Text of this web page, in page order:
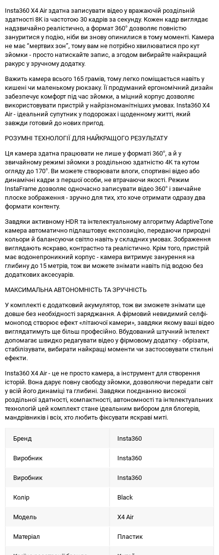
Insta360 X4 Air здатна записувати відео у вражаючій роздільній
здатності 8K із частотою 30 кадрів за секунду. Кожен кадр виглядає
надзвичайно реалістично, а формат 360° дозволяє повністю
зануритися у подію, ніби ви знову опинилися в тому моменті. Камера
не має “мертвих зон”, тому вам не потрібно хвилюватися про кут
зйомки - просто натискайте запис, а згодом вибирайте найкращий
ракурс у зручному додатку.
Важить камера всього 165 грамів, тому легко поміщається навіть у
кишені чи маленькому рюкзаку. Її продуманий ергономічний дизайн
забезпечує комфорт під час зйомки, а міцний корпус дозволяє
використовувати пристрій у найрізноманітніших умовах. Insta360 X4
Air - ідеальний супутник у подорожах і щоденному житті, який
завжди готовий до нових пригод.
РОЗУМНІ ТЕХНОЛОГІЇ ДЛЯ НАЙКРАЩОГО РЕЗУЛЬТАТУ
Ця камера здатна працювати не лише у форматі 360°, а й у
звичайному режимі зйомки з роздільною здатністю 4K та кутом
огляду до 170°. Ви можете створювати влоги, спортивні відео або
динамічні кадри з першої особи, не втрачаючи якості. Режим
InstaFrame дозволяє одночасно записувати відео 360° і звичайне
плоске зображення - зручно для тих, хто хоче отримати одразу два
формати контенту.
Завдяки активному HDR та інтелектуальному алгоритму AdaptiveTone
камера автоматично підлаштовує експозицію, передаючи природні
кольори й балансуючи світло навіть у складних умовах. Зображення
виглядають яскраво, контрастно та реалістично. Крім того, пристрій
має водонепроникний корпус - камера витримує занурення на
глибину до 15 метрів, тож ви можете знімати навіть під водою без
додаткових аксесуарів.
МАКСИМАЛЬНА АВТОНОМНІСТЬ ТА ЗРУЧНІСТЬ
У комплекті є додатковий акумулятор, тож ви зможете знімати ще
довше без необхідності заряджання. А фірмовий невидимий селфі-
монопод створює ефект «літаючої камери», завдяки якому ваші відео
виглядатимуть ще більш професійно. Вбудований штучний інтелект
допомагає швидко редагувати відео у фірмовому додатку - обрізати,
стабілізувати, вибирати найкращі моменти чи застосовувати стильні
ефекти.
Insta360 X4 Air - це не просто камера, а інструмент для створення
історій. Вона дарує повну свободу зйомки, дозволяючи передати світ
у всій його динаміці та глибині. Завдяки поєднанню високої
роздільної здатності, компактності, автономності та інтелектуальних
технологій цей комплект стане ідеальним вибором для блогерів,
мандрівників і всіх, хто любить фіксувати яскраві миті.
Бренд Insta360
Виробник Insta360
Виробник Insta360
Колір Black
Модель X4 Air
Матеріал Пластик